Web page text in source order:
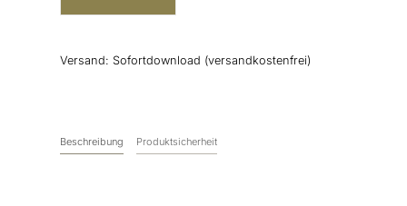
Versand: Sofortdownload (versandkostenfrei)
Beschreibung Produktsicherheit